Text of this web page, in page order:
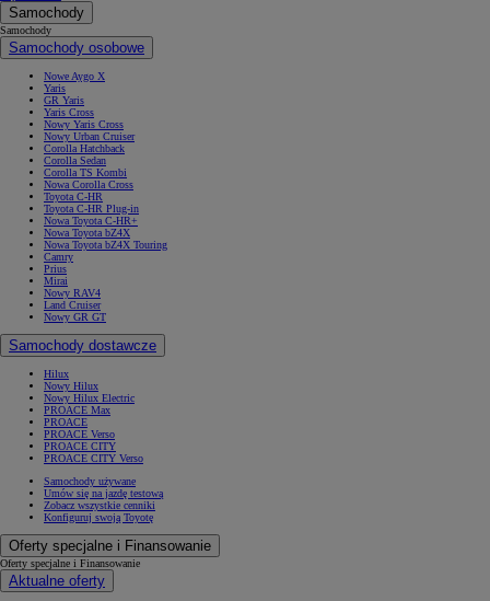
Samochody
Samochody
Samochody osobowe
Nowe Aygo X
Yaris
GR Yaris
Yaris Cross
Nowy Yaris Cross
Nowy Urban Cruiser
Corolla Hatchback
Corolla Sedan
Corolla TS Kombi
Nowa Corolla Cross
Toyota C-HR
Toyota C-HR Plug-in
Nowa Toyota C-HR+
Nowa Toyota bZ4X
Nowa Toyota bZ4X Touring
Camry
Prius
Mirai
Nowy RAV4
Land Cruiser
Nowy GR GT
Samochody dostawcze
Hilux
Nowy Hilux
Nowy Hilux Electric
PROACE Max
PROACE
PROACE Verso
PROACE CITY
PROACE CITY Verso
Samochody używane
Umów się na jazdę testową
Zobacz wszystkie cenniki
Konfiguruj swoją Toyotę
Oferty specjalne i Finansowanie
Oferty specjalne i Finansowanie
Aktualne oferty